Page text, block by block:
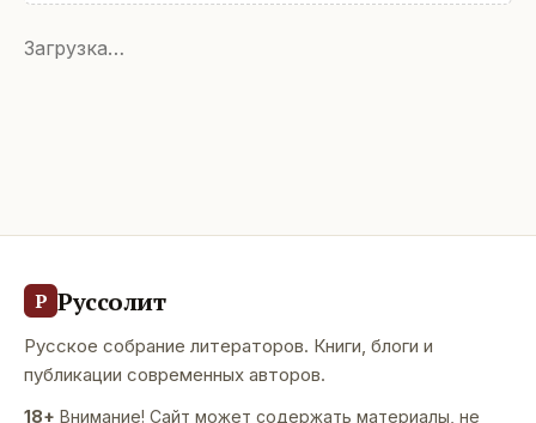
Загрузка…
Р Руссолит
Русское собрание литераторов. Книги, блоги и
публикации современных авторов.
18+ Внимание! Сайт может содержать материалы, не